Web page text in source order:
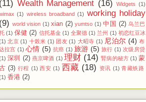
(11) Wealth Management (16) Widgets (1)
(1) wireless broadband (1) working holiday
(9) world vision (1) xian (2) yumtso (1) 中国 (2) 乌兰巴
(1) 保健 (2) 信托基金 (1) 全聚德 (1) 兰州 (1) 初恋红豆冰
北京 (1) 十榖米 (1) 团友 (1) 大昭寺 (1) 尼泊尔 (4) 布
拉宫 (1) 心情 (5) 抗癌 (1) 旅游 (5) 旅行 (1) 次级房贷
深圳 (2) 燕京啤酒 (1) 理财 (14) (1) 蒙
(3) 行程 (1) 西安 (1) 西藏 (18) 资讯 (1) 青藏铁路
香港 (2)